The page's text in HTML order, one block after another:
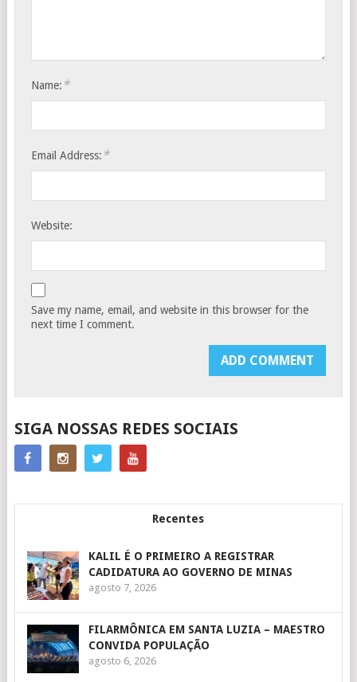
Name: *
Email Address: *
Website:
Save my name, email, and website in this browser for the
next time I comment.
SIGA NOSSAS REDES SOCIAIS
Recentes
KALIL É O PRIMEIRO A REGISTRAR
CADIDATURA AO GOVERNO DE MINAS
agosto 7, 2026
FILARMÔNICA EM SANTA LUZIA – MAESTRO
CONVIDA POPULAÇÃO
agosto 6, 2026